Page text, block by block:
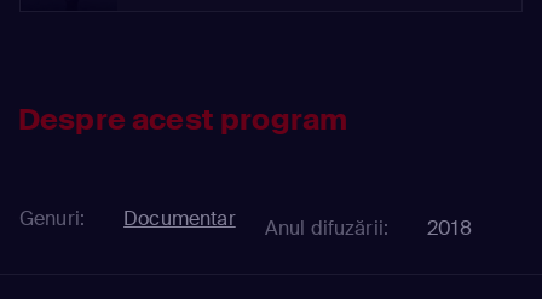
Despre acest program
Genuri: Documentar Anul difuzării: 2018